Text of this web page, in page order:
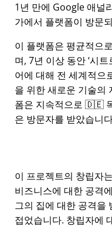
1년 만에 Google 애널
가에서 플랫폼이 방문
이 플랫폼은 평균적으
며, 7년 이상 동안 시트
어에 대해 전 세계적으
을 위한 새로운 기술의
폼은 지속적으로 🇩🇪
은 방문자를 받았습니
이 프로젝트의 창립자
비즈니스에 대한 공격
그의 집에 대한 공격을
접었습니다. 창립자에